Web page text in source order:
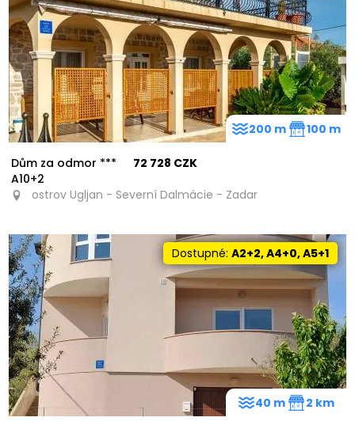
Dům za odmor ***
A10+2
72 728 CZK
ostrov Ugljan - Severní Dalmácie - Zadar
200 m 100 m
Dostupné:A2+2, A4+0, A5+1
40 m 2 km